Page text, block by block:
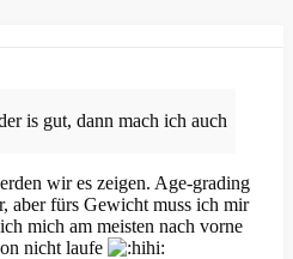
is gut, dann mach ich auch
wir es zeigen. Age-grading
aber fürs Gewicht muss ich mir
mich am meisten nach vorne
nicht laufe